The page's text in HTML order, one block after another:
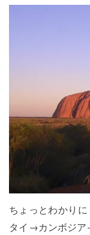
ちょっとわかり
タイ →カンボジ